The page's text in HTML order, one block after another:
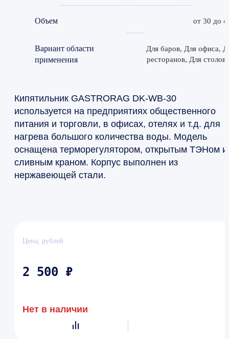
Объем от 30 до
Вариант области
применения
Для баров, Для офиса,
ресторанов, Для
Кипятильник GASTRORAG DK-WB-30
используется на предприятиях общественного
питания и торговли, в офисах, отелях и т.д. для
нагрева большого количества воды. Модель
оснащена терморегулятором, открытым ТЭНом и
сливным краном. Корпус выполнен из
нержавеющей стали.
Цена, рублей
2 500 ₽
Нет в наличии